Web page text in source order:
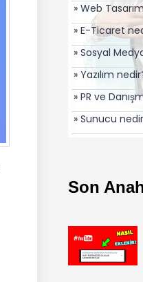
» Web
» E-Ticaret
» Sosyal
» Yazılım
» PR ve
» Sunucu
Son